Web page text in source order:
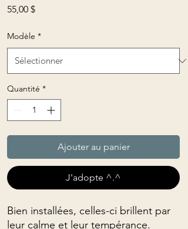
55,00 $Prix
Modèle *
Quantité *
Ajouter au panier
J'adopte ^.^
Bien installées, celles-ci brillent par
leur calme et leur tempérance.